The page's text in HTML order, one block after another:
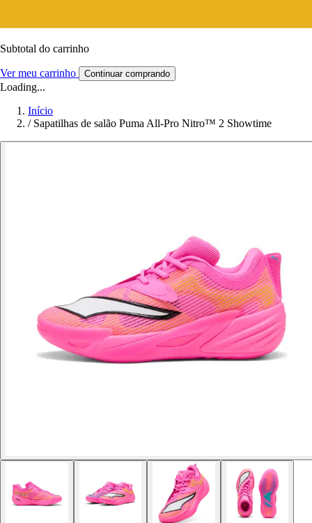
Subtotal do carrinho
Ver meu carrinho Continuar comprando
Loading...
Início
/ Sapatilhas de salão Puma All-Pro Nitro™ 2 Showtime